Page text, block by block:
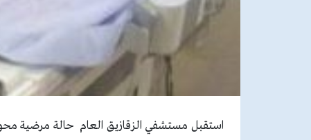
استقبل مستشفي الزقازيق العام حالة مرضية